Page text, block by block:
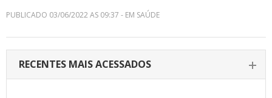
PUBLICADO 03/06/2022 AS 09:37 - EM SAÚDE
RECENTES MAIS ACESSADOS